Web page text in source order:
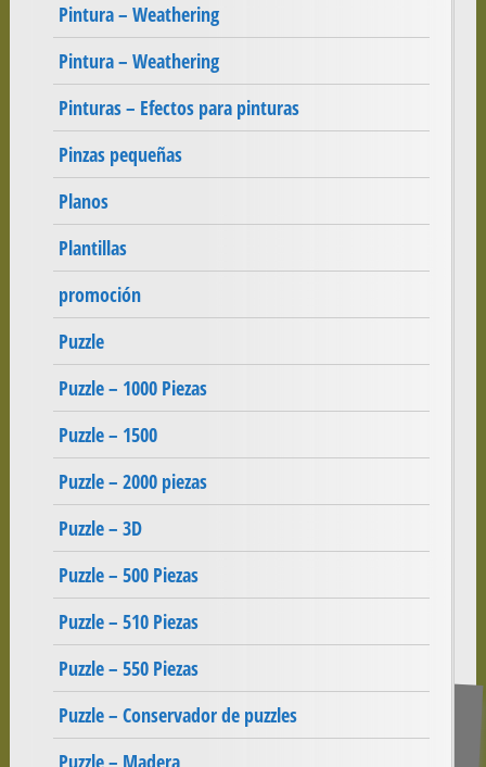
Pintura – Weathering
Pintura – Weathering
Pinturas – Efectos para pinturas
Pinzas pequeñas
Planos
Plantillas
promoción
Puzzle
Puzzle – 1000 Piezas
Puzzle – 1500
Puzzle – 2000 piezas
Puzzle – 3D
Puzzle – 500 Piezas
Puzzle – 510 Piezas
Puzzle – 550 Piezas
Puzzle – Conservador de puzzles